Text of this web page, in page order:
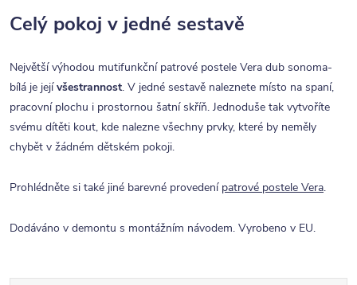
Celý pokoj v jedné sestavě
Největší výhodou mutifunkční patrové postele Vera dub sonoma-
bílá je jejívšestrannost. V jedné sestavě naleznete místo na spaní,
pracovní plochu i prostornou šatní skříň. Jednoduše tak vytvoříte
svému dítěti kout, kde nalezne všechny prvky, které by neměly
chybět v žádném dětském pokoji.
Prohlédněte si také jiné barevné provedení patrové postele Vera.
Dodáváno v demontu s montážním návodem. Vyrobeno v EU.